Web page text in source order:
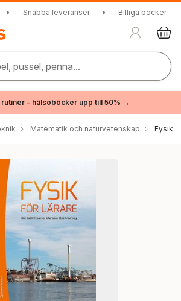
• Snabba leveranser • Billiga böcker
pussel, penna...
rutiner – hälsoböcker upp till 50% →
Matematik och naturvetenskap Fysik